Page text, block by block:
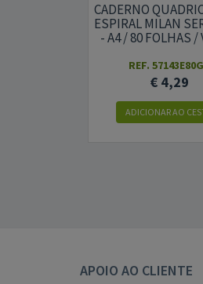
CADERNO
ESPIRAL MILAN
- A4 / 80 FOLHAS /
REF.
€ 4,29
ADICIONAR AO
APOIO AO CLIENTE